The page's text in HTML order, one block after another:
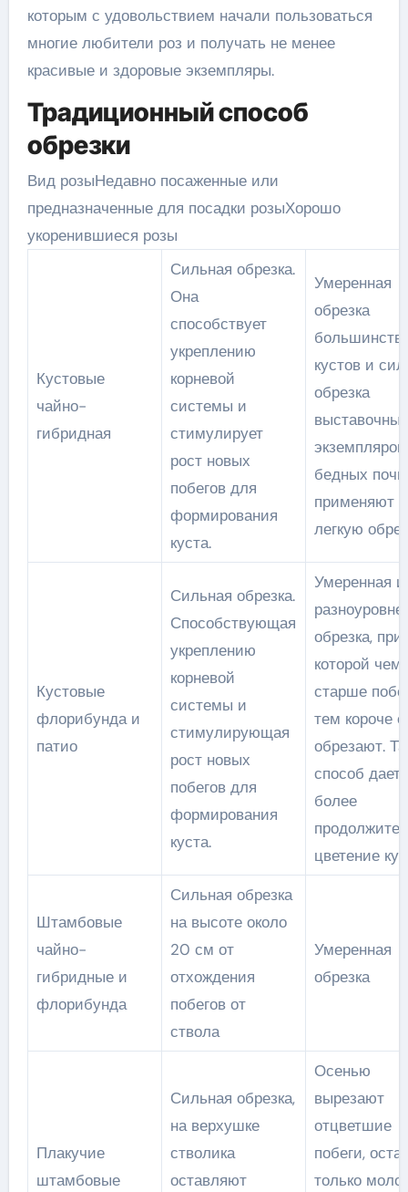
которым с удовольствием начали пользоваться
многие любители роз и получать не менее
красивые и здоровые экземпляры.
Традиционный способ
обрезки
Вид розыНедавно посаженные или
предназначенные для посадки розыХорошо
укоренившиеся розы
Кустовые
чайно-
гибридная
Сильная обрезка.
Она
способствует
укреплению
корневой
системы и
стимулирует
рост новых
побегов для
формирования
куста.
Умеренная
обрезка
кустов и
обрезка
выставочных
бедных
применяют
легкую
Кустовые
флорибунда и
патио
Сильная обрезка.
Способствующая
укреплению
корневой
системы и
стимулирующая
рост новых
побегов для
формирования
куста.
Умеренная
обрезка, при
которой чем
старше
тем короче
обрезают.
способ дает
более
цветение
Штамбовые
чайно-
гибридные и
флорибунда
Сильная обрезка
на высоте около
20 см от
отхождения
побегов от
ствола
Умеренная
обрезка
Плакучие
штамбовые
Сильная обрезка,
на верхушке
стволика
оставляют
Осенью
вырезают
отцветшие
побеги,
только